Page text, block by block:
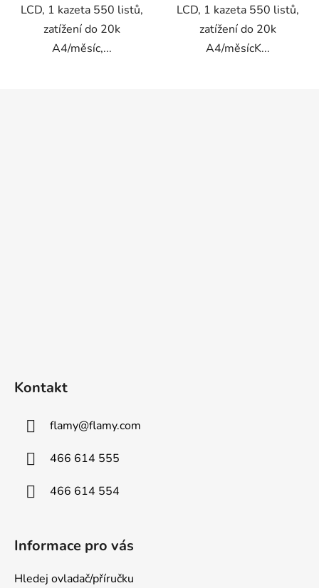
LCD, 1 kazeta 550 listů,
zatížení do 20k
A4/měsíc,...
LCD, 1 kazeta 550 listů,
zatížení do 20k
A4/měsícK...
Kontakt
flamy@flamy.com
466 614 555
466 614 554
Informace pro vás
Hledej ovladač/příručku